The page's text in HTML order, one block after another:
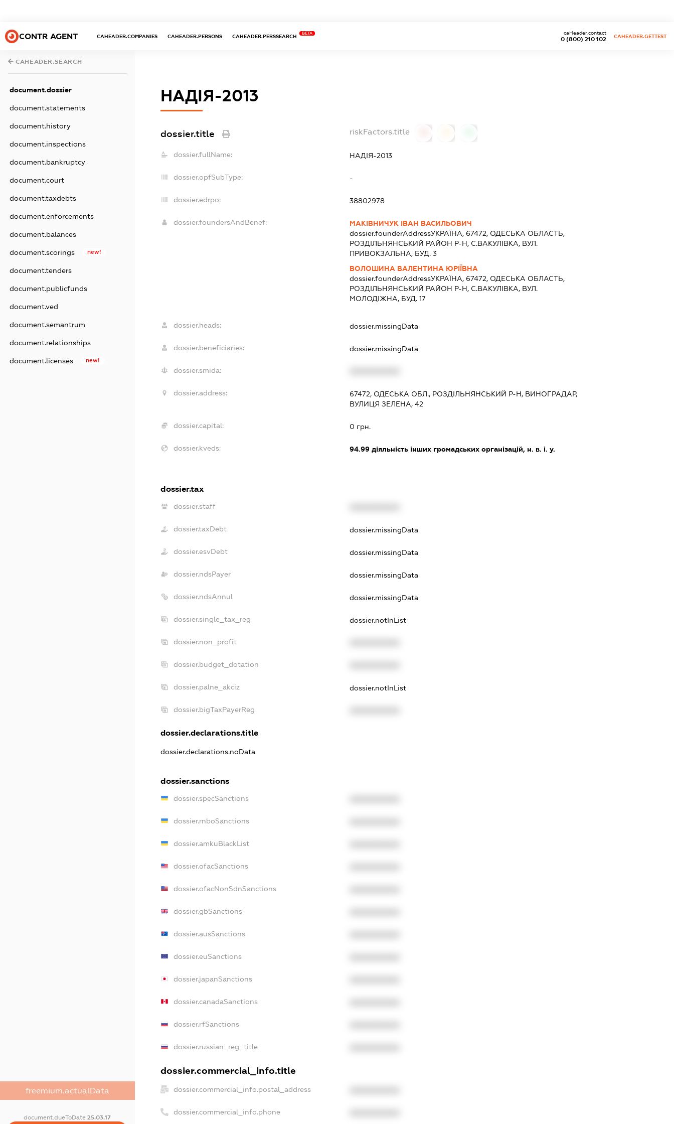
CONTR AGENT CAHEADER.COMPANIES CAHEADER.PERSONS CAHEADER.PERSSEARCH
BETA
0 (800) 210 102
caHeader.contact
CAHEADER.GETTEST
CAHEADER.SEARCH
document.dossier
document.statements
document.history
document.inspections
document.bankruptcy
document.court
document.taxdebts
document.enforcements
document.balances
document.scorings new!
document.tenders
document.publicfunds
document.ved
document.semantrum
document.relationships
document.licenses new!
freemium.actualData
document.dueToDate25.03.17
НАДІЯ-2013
dossier.title riskFactors.title
dossier.fullName: НАДІЯ-2013
dossier.opfSubType: -
dossier.edrpo: 38802978
dossier.foundersAndBenef:
МАКІВНИЧУК ІВАН ВАСИЛЬОВИЧ
dossier.founderAddressУКРАЇНА, 67472, ОДЕСЬКА ОБЛАСТЬ,
РОЗДIЛЬНЯНСЬКИЙ РАЙОН Р-Н, С.ВАКУЛІВКА, ВУЛ.
ПРИВОКЗАЛЬНА, БУД. 3
ВОЛОШИНА ВАЛЕНТИНА ЮРІЇВНА
dossier.founderAddressУКРАЇНА, 67472, ОДЕСЬКА ОБЛАСТЬ,
РОЗДIЛЬНЯНСЬКИЙ РАЙОН Р-Н, С.ВАКУЛІВКА, ВУЛ.
МОЛОДІЖНА, БУД. 17
dossier.heads: dossier.missingData
dossier.beneficiaries: dossier.missingData
dossier.smida:
dossier.address:
67472, ОДЕСЬКА ОБЛ., РОЗДІЛЬНЯНСЬКИЙ Р-Н, ВИНОГРАДАР,
ВУЛИЦЯ ЗЕЛЕНА, 42
dossier.capital: 0 грн.
dossier.kveds: 94.99 діяльність інших громадських організацій, н. в. і. у.
dossier.tax
dossier.staff
dossier.taxDebt dossier.missingData
dossier.esvDebt dossier.missingData
dossier.ndsPayer dossier.missingData
dossier.ndsAnnul dossier.missingData
dossier.single_tax_reg dossier.notInList
dossier.non_profit
dossier.budget_dotation
dossier.palne_akciz dossier.notInList
dossier.bigTaxPayerReg
dossier.declarations.title
dossier.declarations.noData
dossier.sanctions
dossier.specSanctions
dossier.rnboSanctions
dossier.amkuBlackList
dossier.ofacSanctions
dossier.ofacNonSdnSanctions
dossier.gbSanctions
dossier.ausSanctions
dossier.euSanctions
dossier.japanSanctions
dossier.canadaSanctions
dossier.rfSanctions
dossier.russian_reg_title
dossier.commercial_info.title
dossier.commercial_info.postal_address
dossier.commercial_info.phone